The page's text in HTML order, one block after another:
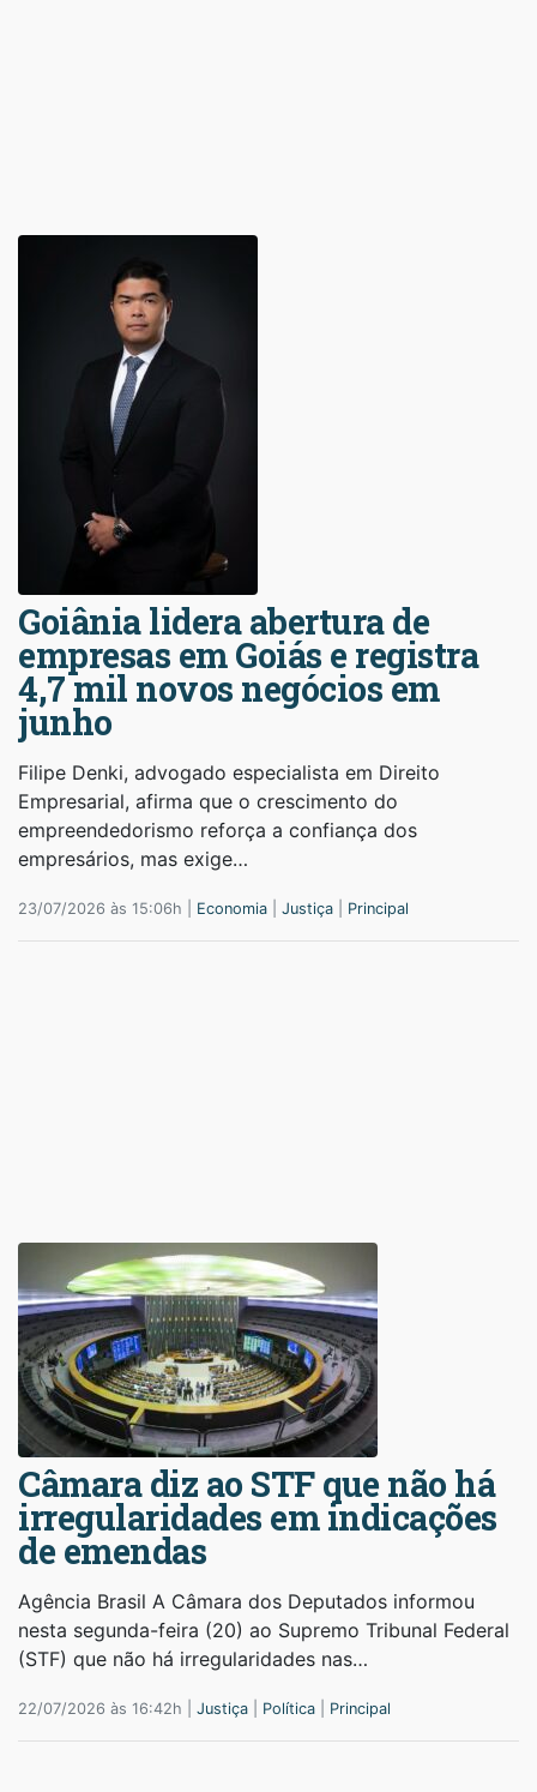
Goiânia lidera abertura de
empresas em Goiás e registra
4,7 mil novos negócios em
junho
Filipe Denki, advogado especialista em Direito
Empresarial, afirma que o crescimento do
empreendedorismo reforça a confiança dos
empresários, mas exige…
23/07/2026 às 15:06h | Economia Justiça Principal
Câmara diz ao STF que não há
irregularidades em indicações
de emendas
Agência Brasil A Câmara dos Deputados informou
nesta segunda-feira (20) ao Supremo Tribunal Federal
(STF) que não há irregularidades nas…
22/07/2026 às 16:42h | Justiça Política Principal